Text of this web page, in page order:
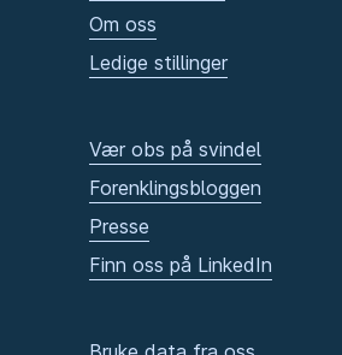
Om oss
Ledige stillinger
Vær obs på svindel
Forenklingsbloggen
Presse
Finn oss på LinkedIn